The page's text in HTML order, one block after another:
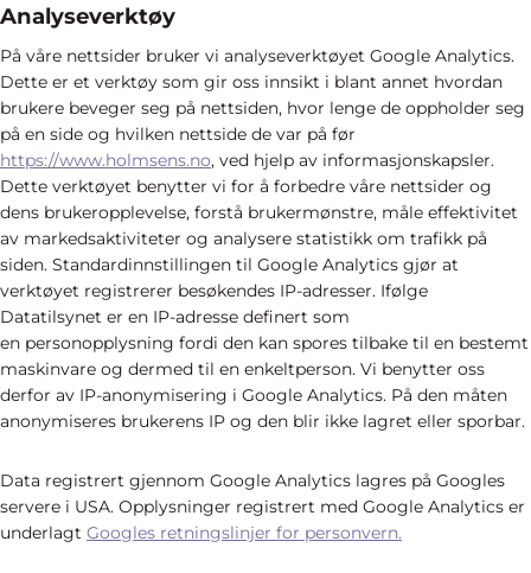
Analyseverktøy
På våre nettsider bruker vi analyseverktøyet Google Analytics.
Dette er et verktøy som gir oss innsikt i blant annet hvordan
brukere beveger seg på nettsiden, hvor lenge de oppholder seg
på en side og hvilken nettside de var på før
https://www.holmsens.no, ved hjelp av informasjonskapsler.
Dette verktøyet benytter vi for å forbedre våre nettsider og
dens brukeropplevelse, forstå brukermønstre, måle effektivitet
av markedsaktiviteter og analysere statistikk om trafikk på
siden. Standardinnstillingen til Google Analytics gjør at
verktøyet registrerer besøkendes IP-adresser. Ifølge
Datatilsynet er en IP-adresse definert som
en personopplysning fordi den kan spores tilbake til en bestemt
maskinvare og dermed til en enkeltperson. Vi benytter oss
derfor av IP-anonymisering i Google Analytics. På den måten
anonymiseres brukerens IP og den blir ikke lagret eller sporbar.
Data registrert gjennom Google Analytics lagres på Googles
servere i USA. Opplysninger registrert med Google Analytics er
underlagt Googles retningslinjer for personvern.